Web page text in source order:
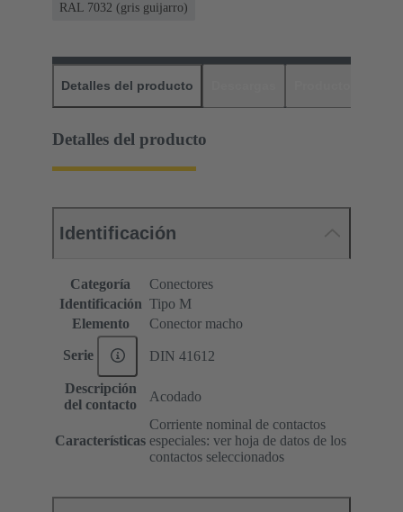
RAL 7032 (gris guijarro)
Detalles del producto
Detalles del producto
Identificación
Categoría
Conectores
Identificación Tipo M
Elemento
Conector macho
Serie DIN 41612
Descripción
del contacto
Acodado
Características
Corriente nominal de contactos
especiales: ver hoja de datos de los
contactos seleccionados